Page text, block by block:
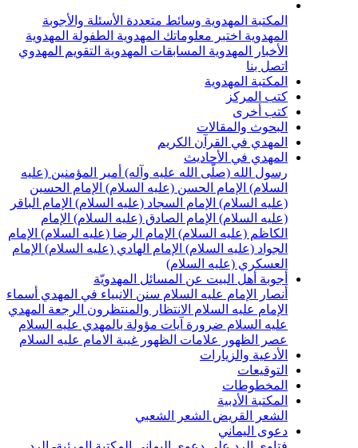
المهدويةوسائط متعددةالأسئلة والأجوبة
اختبر معلوماتك المهدويةالطفولة المهدوية
المهدويةالمسابقات المهدويةالتقويم المهدوي
المهدوية
والمقالات
في القرآن الكريم
في الأحاديث
الله (صلّى الله عليه وآله) أمير المؤمنين (عليه
الإمام الحسن (عليه السلام) الإمام الحسين
الإمام السجاد (عليه السلام) الإمام الباقر
الإمام الصادق (عليه السلام) الإمام
(عليه السلام) الإمام الرضا (عليه السلام) الإمام
(عليه السلام) الإمام الهادي (عليه السلام) الإمام
(عليه السلام)
أهل البيت عن المسائل المهدويّة
الإمام عليه السلامسنن الانبياء في المهديأسماء
عليه السلامالانتظار والمنتظرونالرجعةالمهدي
السلام ضرورة آيات مؤولة بالمهدي عليه السلام
علامات الظهورغيبة الامام عليه السلام
والزيارات
الأدبية
الشعر الشعبي
اليماني